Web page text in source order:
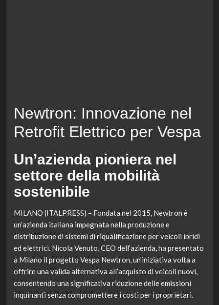
Newtron: Innovazione nel
Retrofit Elettrico per Vespa
Un’azienda pioniera nel
settore della mobilità
sostenibile
MILANO (ITALPRESS) – Fondata nel 2015, Newtron è
un’azienda italiana impegnata nella produzione e
distribuzione di sistemi di riqualificazione per veicoli ibridi
ed elettrici. Nicola Venuto, CEO dell’azienda, ha presentato
a Milano il progetto Vespa Newtron, un’iniziativa volta a
offrire una valida alternativa all’acquisto di veicoli nuovi,
consentendo una significativa riduzione delle emissioni
inquinanti senza compromettere i costi per i proprietari.